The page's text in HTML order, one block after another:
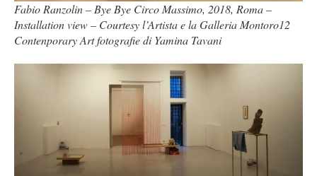
Fabio Ranzolin – Bye Bye Circo Massimo, 2018, Roma –
Installation view – Courtesy l’Artista e la Galleria Montoro12
Contenporary Art fotografie di Yamina Tavani